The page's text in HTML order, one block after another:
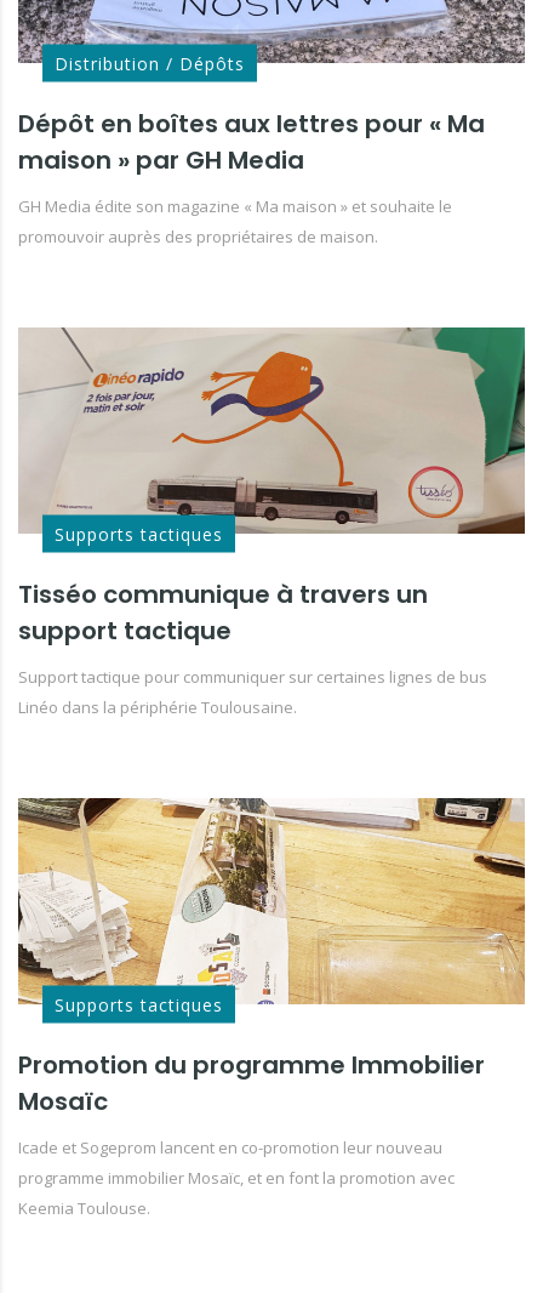
Distribution / Dépôts
Dépôt en boîtes aux lettres pour « Ma
maison » par GH Media
GH Media édite son magazine « Ma maison » et souhaite le
promouvoir auprès des propriétaires de maison.
Supports tactiques
Tisséo communique à travers un
support tactique
Support tactique pour communiquer sur certaines lignes de bus
Linéo dans la périphérie Toulousaine.
Supports tactiques
Promotion du programme Immobilier
Mosaïc
Icade et Sogeprom lancent en co-promotion leur nouveau
programme immobilier Mosaïc, et en font la promotion avec
Keemia Toulouse.